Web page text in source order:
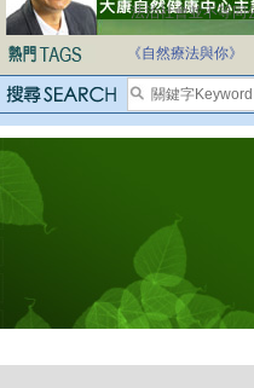
法治社會並不等同
《自然療法與你》